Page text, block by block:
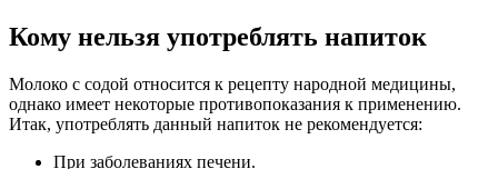
Кому нельзя употреблять напиток
Молоко с содой относится к рецепту народной медицины,
однако имеет некоторые противопоказания к применению.
Итак, употреблять данный напиток не рекомендуется:
При заболеваниях печени.